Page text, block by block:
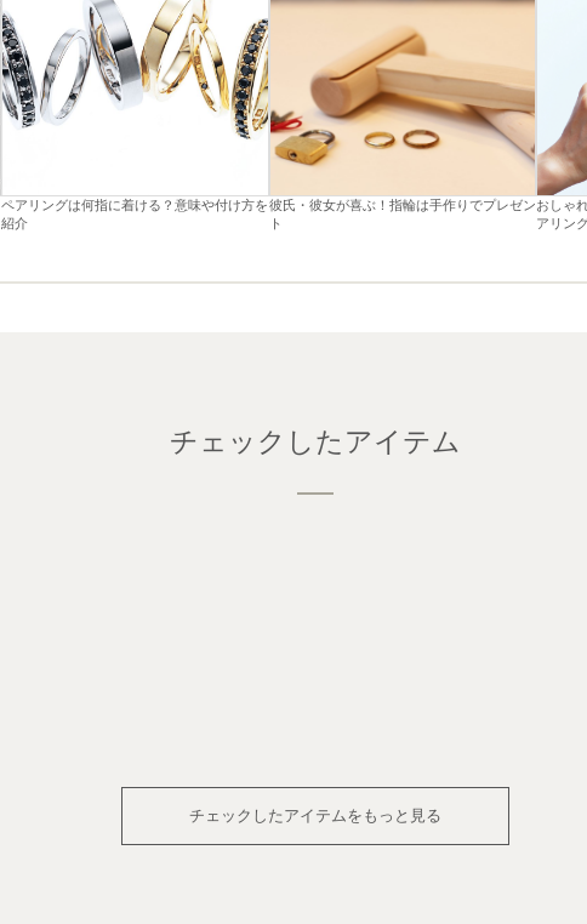
ペアリングは何指に着ける？意味や付け方を
紹介
彼氏・彼女が喜ぶ！指輪は手作りでプレゼン
ト
おしゃ
アリン
チェックしたアイテム
チェックしたアイテムをもっと見る